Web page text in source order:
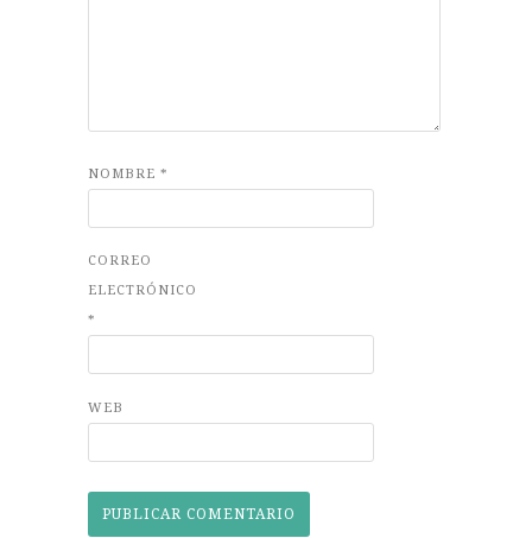
NOMBRE *
CORREO
ELECTRÓNICO
*
WEB